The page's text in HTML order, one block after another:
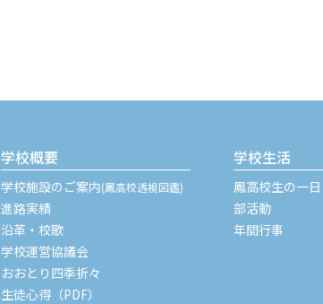
学校概要
学校施設のご案内(鳳高校透視図鑑)
進路実績
沿革・校歌
学校運営協議会
おおとり四季折々
生徒心得（PDF）
学校生活
鳳高校生の一日
部活動
年間行事